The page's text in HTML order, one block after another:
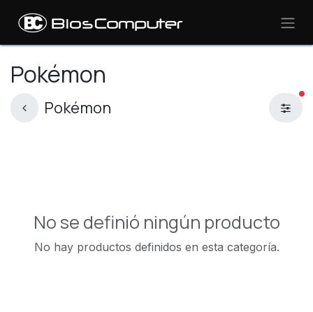
Pokémon
Pokémon
No se definió ningún producto
No hay productos definidos en esta categoría.